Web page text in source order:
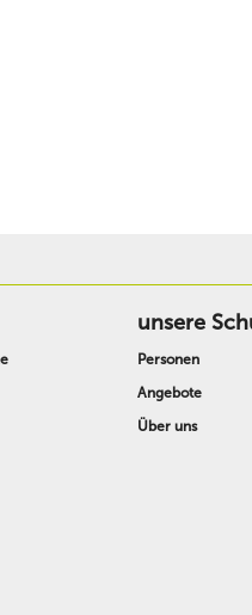
unsere
Personen
Angebote
Über uns